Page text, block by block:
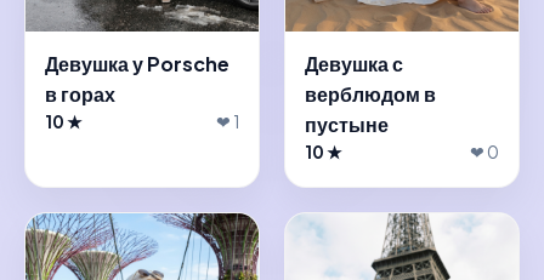
Девушка у Porsche
в горах
10 ★ ❤ 1
Девушка с
верблюдом в
пустыне
10 ★ ❤ 0